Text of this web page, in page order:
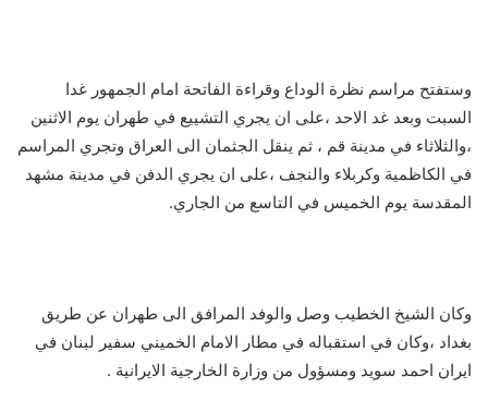
وستفتح مراسم نظرة الوداع وقراءة الفاتحة امام الجمهور غدا
السبت وبعد غد الاحد ،على ان يجري التشييع في طهران يوم الاثنين
،والثلاثاء في مدينة قم ، ثم ينقل الجثمان الى العراق وتجري المراسم
في الكاظمية وكربلاء والنجف ،على ان يجري الدفن في مدينة مشهد
المقدسة يوم الخميس في التاسع من الجاري.
وكان الشيخ الخطيب وصل والوفد المرافق الى طهران عن طريق
بغداد ،وكان في استقباله في مطار الامام الخميني سفير لبنان في
ايران احمد سويد ومسؤول من وزارة الخارجية الايرانية .